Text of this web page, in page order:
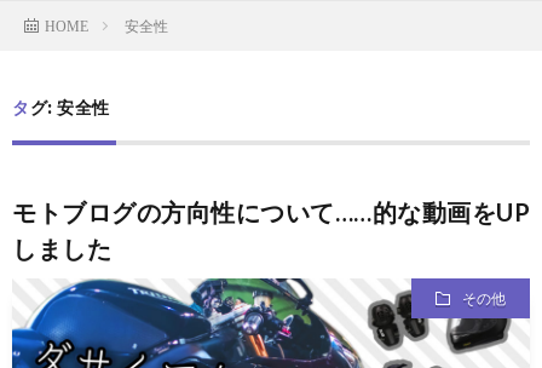
HOME 安全性
タグ: 安全性
モトブログの方向性について……的な動画をUP
しました
その他